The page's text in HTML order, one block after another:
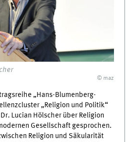
© maz
„Hans-Blumenberg-
„Religion und Politik“
Lucian Hölscher über Religion
Gesellschaft gesprochen.
Religion und Säkularität